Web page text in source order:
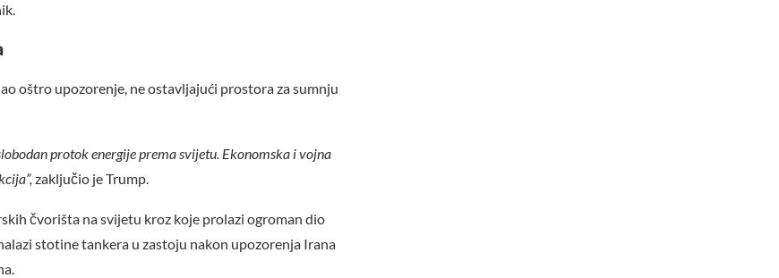
oštro upozorenje, ne ostavljajući prostora za sumnju
protok energije prema svijetu. Ekonomska i vojna
zaključio je Trump.
čvorišta na svijetu kroz koje prolazi ogroman dio
stotine tankera u zastoju nakon upozorenja Irana